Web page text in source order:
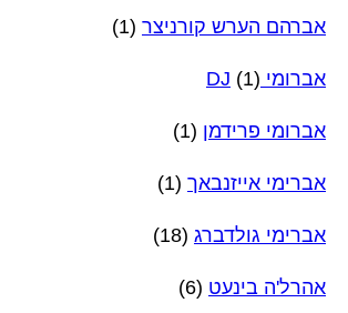
אברהם הערש קורניצר (1)
אברומי DJ (1)
אברומי פרידמן (1)
אברימי אייזנבאך (1)
אברימי גולדברג (18)
אהרל'ה בינעט (6)